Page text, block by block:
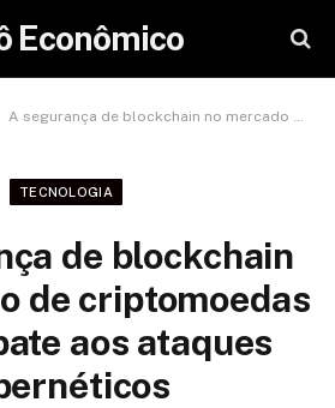
Econômico
A segurança de blockchain no mercado de criptomoedas e o combate aos ataques cibernéticos
TECNOLOGIA
de blockchain
de criptomoedas
aos ataques